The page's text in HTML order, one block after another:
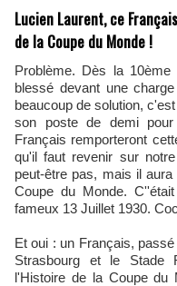
Lucien Laurent, ce
de la Coupe du Monde !
Problème. Dès la 10ème minute, le gardien Alex Thépot est
blessé devant une
beaucoup de solution,
son poste de demi
Français remporteront
qu'il faut revenir sur
peut-être pas, mais il
Coupe du Monde.
fameux 13 Juillet 1930.
Et oui : un Français,
Strasbourg et le Stade
l'Histoire de la Coupe